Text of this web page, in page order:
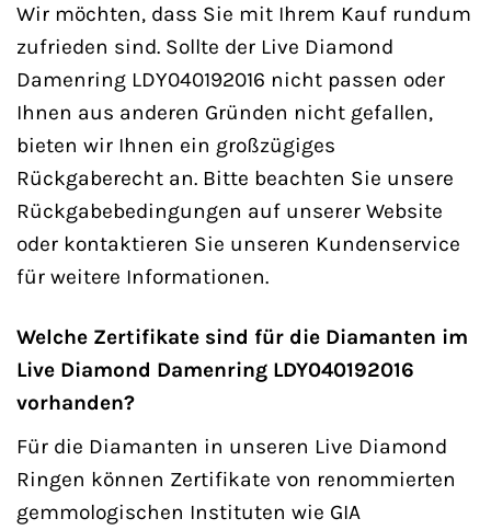
Wir möchten, dass Sie mit Ihrem Kauf rundum
zufrieden sind. Sollte der Live Diamond
Damenring LDY040192016 nicht passen oder
Ihnen aus anderen Gründen nicht gefallen,
bieten wir Ihnen ein großzügiges
Rückgaberecht an. Bitte beachten Sie unsere
Rückgabebedingungen auf unserer Website
oder kontaktieren Sie unseren Kundenservice
für weitere Informationen.
Welche Zertifikate sind für die Diamanten im
Live Diamond Damenring LDY040192016
vorhanden?
Für die Diamanten in unseren Live Diamond
Ringen können Zertifikate von renommierten
gemmologischen Instituten wie GIA